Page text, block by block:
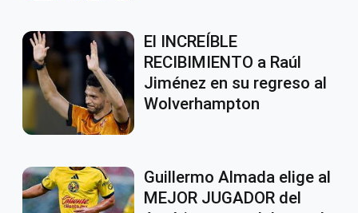
El INCREÍBLE
RECIBIMIENTO a Raúl
Jiménez en su regreso al
Wolverhampton
Guillermo Almada elige al
MEJOR JUGADOR del